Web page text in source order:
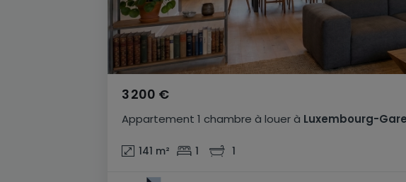
Appartement 1 chambre à louerà Luxembourg-
3 200 €
141 m² 1 1